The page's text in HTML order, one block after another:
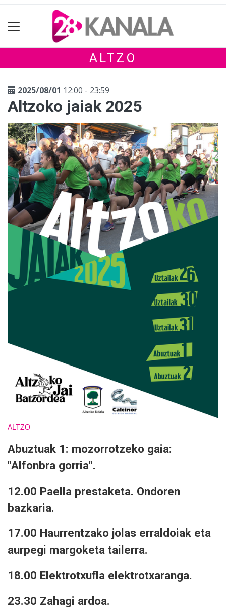
ALTZO
2025/08/01 12:00 - 23:59
Altzoko jaiak 2025
ALTZO
Abuztuak 1: mozorrotzeko gaia:
"Alfonbra gorria".
12.00 Paella prestaketa. Ondoren
bazkaria.
17.00 Haurrentzako jolas erraldoiak eta
aurpegi margoketa tailerra.
18.00 Elektrotxufla elektrotxaranga.
23.30 Zahagi ardoa.